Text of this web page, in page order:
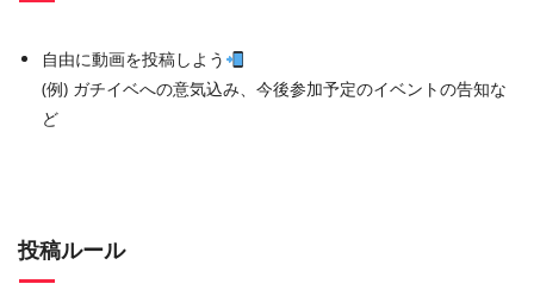
自由に動画を投稿しよう
(例) ガチイベへの意気込み、今後参加予定のイベントの告知な
ど
投稿ルール